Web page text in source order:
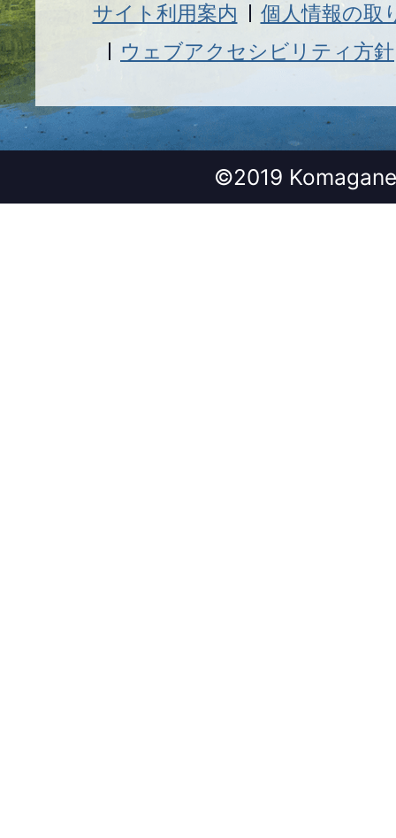
サイト利用案内
個人情報の取
ウェブアクセシビリティ方針
©2019